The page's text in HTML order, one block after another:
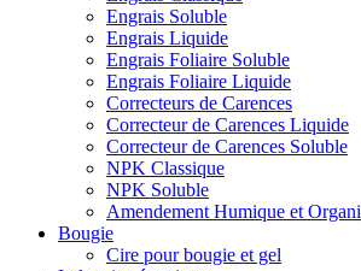
Engrais Soluble
Engrais Liquide
Engrais Foliaire Soluble
Engrais Foliaire Liquide
Correcteurs de Carences
Correcteur de Carences Liquide
Correcteur de Carences Soluble
NPK Classique
NPK Soluble
Amendement Humique et
Bougie
Cire pour bougie et gel